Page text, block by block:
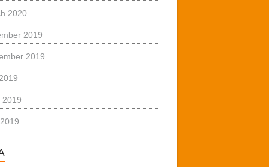
2020
2019
2019
2019